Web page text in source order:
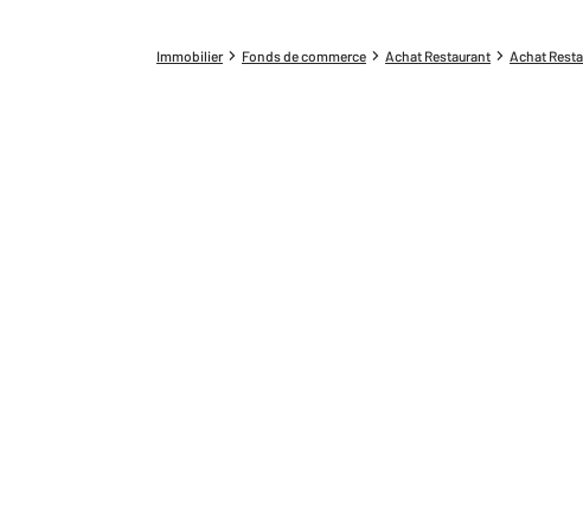
Immobilier Fonds de commerce Achat Restaurant Achat